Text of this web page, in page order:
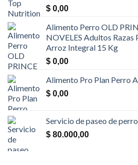
$ 0,00
Alimento Perro OLD
NOVELES Adultos Razas
Arroz Integral 15 Kg
$ 0,00
Alimento Pro Plan Perro
$ 0,00
Servicio de paseo de
$ 80.000,00